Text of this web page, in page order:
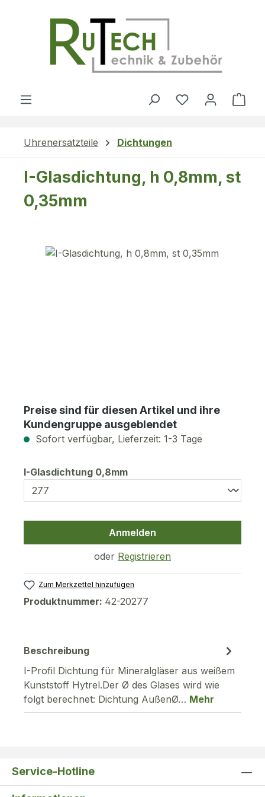
Du hast 0
Uhrenersatzteile Dichtungen
I-Glasdichtung, h 0,8mm, st
0,35mm
Bildergalerie überspringen
Preise sind für diesen Artikel und ihre
Kundengruppe ausgeblendet
Sofort verfügbar, Lieferzeit: 1-3 Tage
I-Glasdichtung 0,8mmauswählen
Anmelden
oder Registrieren
Zum Merkzettel hinzufügen
Produktnummer: 42-20277
Beschreibung
I-Profil Dichtung für Mineralgläser aus weißem
Kunststoff Hytrel.Der Ø des Glases wird wie
folgt berechnet: Dichtung AußenØ… Mehr
Service-Hotline